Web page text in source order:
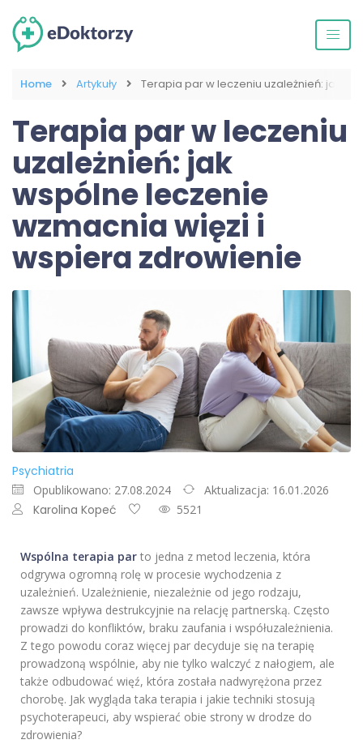
Home Artykuły Terapia par w leczeniu uzależnień: jak
Terapia par w leczeniu
uzależnień: jak
wspólne leczenie
wzmacnia więzi i
wspiera zdrowienie
Psychiatria
Opublikowano: 27.08.2024 Aktualizacja: 16.01.2026
Karolina Kopeć 5521
Wspólna terapia par to jedna z metod leczenia, która
odgrywa ogromną rolę w procesie wychodzenia z
uzależnień. Uzależnienie, niezależnie od jego rodzaju,
zawsze wpływa destrukcyjnie na relację partnerską. Często
prowadzi do konfliktów, braku zaufania i współuzależnienia.
Z tego powodu coraz więcej par decyduje się na terapię
prowadzoną wspólnie, aby nie tylko walczyć z nałogiem, ale
także odbudować więź, która została nadwyrężona przez
chorobę. Jak wygląda taka terapia i jakie techniki stosują
psychoterapeuci, aby wspierać obie strony w drodze do
zdrowienia?